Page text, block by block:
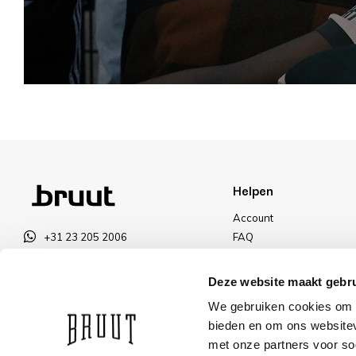
Deze website maakt
We gebruiken cookies
bieden en om ons
met onze partners voor
+31 23 205 2006
OPENINGSTIJDEN
Helpen
Account
FAQ
Betalen
Kortingen